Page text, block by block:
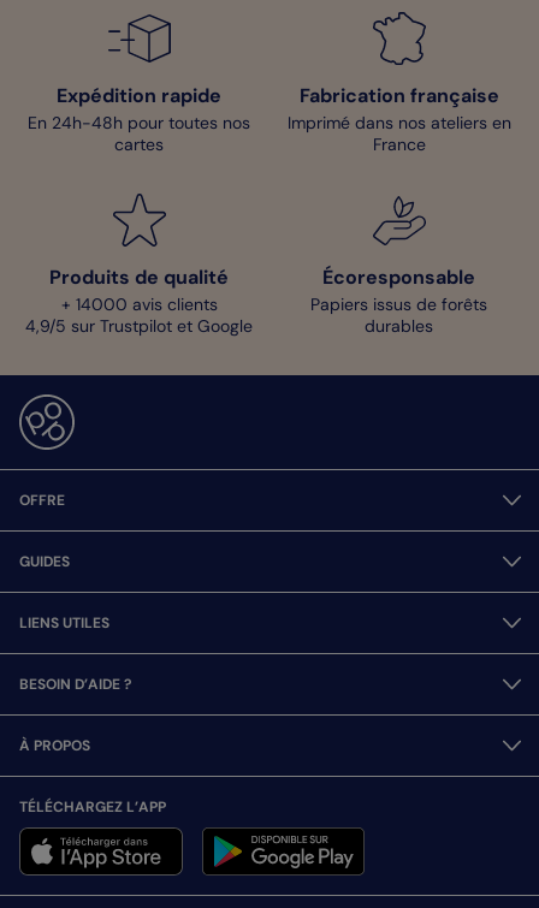
Expédition rapide
En 24h-48h pour toutes nos
cartes
Fabrication française
Imprimé dans nos ateliers en
France
Produits de qualité
+ 14000 avis clients
4,9/5 sur Trustpilot et Google
Écoresponsable
Papiers issus de forêts
durables
OFFRE
GUIDES
LIENS UTILES
BESOIN D’AIDE ?
À PROPOS
TÉLÉCHARGEZ L’APP